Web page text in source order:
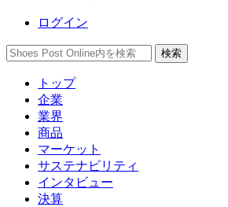
ログイン
トップ
企業
業界
商品
マーケット
サステナビリティ
インタビュー
決算